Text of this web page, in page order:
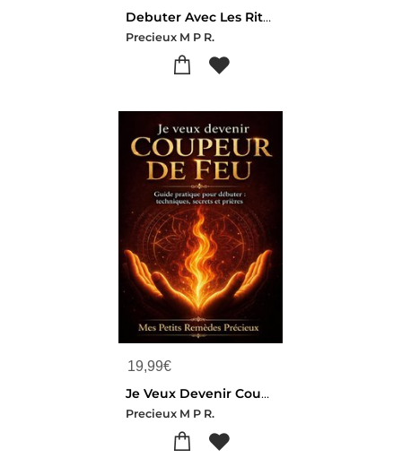
Debuter Avec Les Rituels De Soins Energetiques Et De Protection Energetique - Guide Pratique A L Usa
Precieux M P R.
19,99€
Je Veux Devenir Coupeur De Feu - Guide Pratique Pour Debuter : Techniques, Secrets Et Prieres
Precieux M P R.